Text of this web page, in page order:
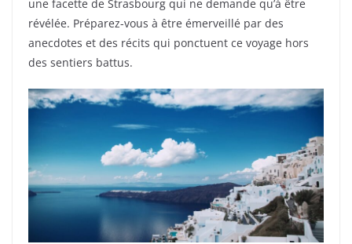
une facette de Strasbourg qui ne demande qu’à être
révélée. Préparez-vous à être émerveillé par des
anecdotes et des récits qui ponctuent ce voyage hors
des sentiers battus.